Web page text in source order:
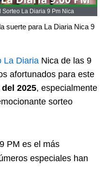
Sorteo La Diaria 9 Pm Nica
suerte para La Diaria Nica 9
La Diaria Nica de las 9
afortunados para este
2025, especialmente
sorteo
PM es el más
especiales han